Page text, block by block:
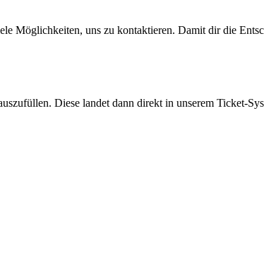
Möglichkeiten, uns zu kontaktieren. Damit dir die
Diese landet dann direkt in unserem Ticket-